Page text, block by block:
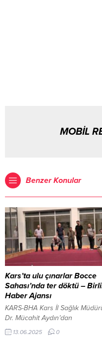
MOBİL
Benzer Konular
Kars’ta ulu çınarlar Bocce
Sahası’nda ter döktü –
Haber Ajansı
KARS-BHA Kars İl Sağlık
Dr. Mücahit Aydın’dan
Kağızman’a ziyaret Merkezde
kalan yaşlı bireylerden
13.06.2025 0